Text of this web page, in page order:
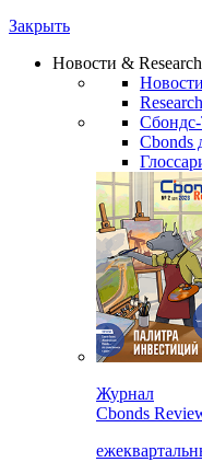
Закрыть
Новости &
Журнал
Cbonds